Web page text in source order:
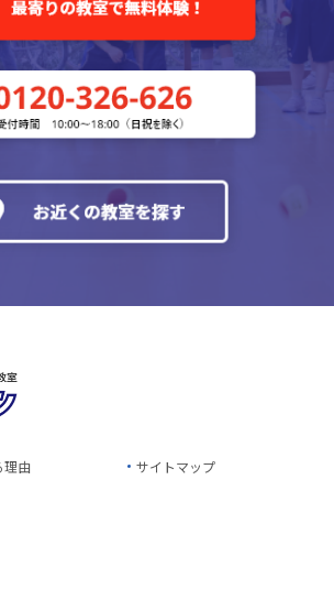
理由
サイトマップ